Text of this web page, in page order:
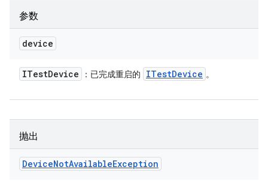
参数
device
ITestDevice ：已完成重启的 ITestDevice 。
抛出
DeviceNotAvailableException